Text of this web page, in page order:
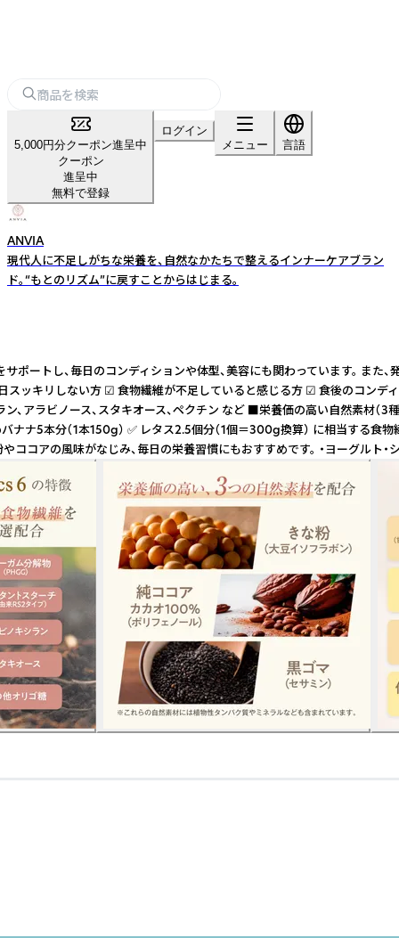
5,000円分クーポン進呈中
クーポン
進呈中
無料で登録
ログイン
メニュー
言語
ANVIA
現代人に不足しがちな栄養を、自然なかたちで整えるインナーケアブラン
ド。“もとのリズム”に戻すことからはじまる。
ートし、毎日のコンディションや体型、美容にも関わっています
リしない方 ☑ 食物繊維が不足していると感じる方 ☑ 食後のコン
ラビノース、スタキオース、ペクチン など ■栄養価の高い自然素
（1本150g） ✅ レタス2.5個分（1個＝300g換算） に相当する
アの風味がなじみ、毎日の栄養習慣にもおすすめです。 ・ヨー